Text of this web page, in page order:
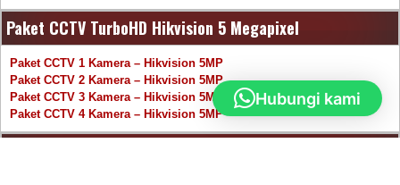
Paket CCTV TurboHD Hikvision 5 Megapixel
Paket CCTV 1 Kamera – Hikvision 5MP
Paket CCTV 2 Kamera – Hikvision 5MP
Paket CCTV 3 Kamera – Hikvision 5MP
Paket CCTV 4 Kamera – Hikvision 5MP
Hubungi kami